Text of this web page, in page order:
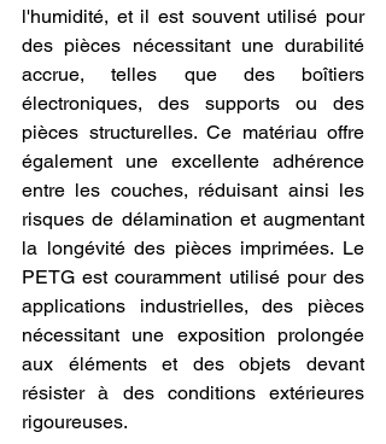
l'humidité, et il est souvent utilisé pour
des pièces nécessitant une durabilité
accrue, telles que des boîtiers
électroniques, des supports ou des
pièces structurelles. Ce matériau offre
également une excellente adhérence
entre les couches, réduisant ainsi les
risques de délamination et augmentant
la longévité des pièces imprimées. Le
PETG est couramment utilisé pour des
applications industrielles, des pièces
nécessitant une exposition prolongée
aux éléments et des objets devant
résister à des conditions extérieures
rigoureuses.